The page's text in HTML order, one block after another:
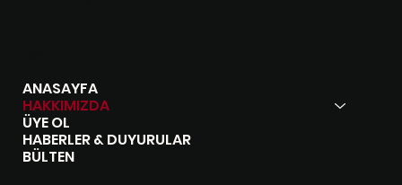
ANASAYFA
HAKKIMIZDA
ÜYE OL
HABERLER & DUYURULAR
BÜLTEN